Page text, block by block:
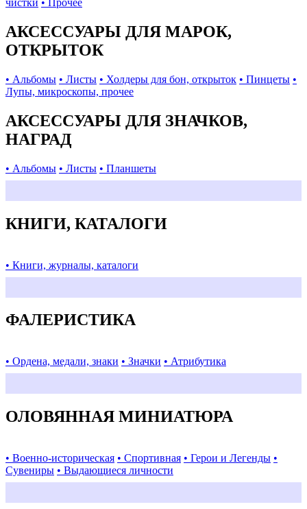
чистки • Прочее
АКСЕССУАРЫ ДЛЯ МАРОК,
ОТКРЫТОК
• Альбомы • Листы • Холдеры для бон, открыток • Пинцеты •
Лупы, микроскопы, прочее
АКСЕССУАРЫ ДЛЯ ЗНАЧКОВ,
НАГРАД
• Альбомы • Листы • Планшеты
КНИГИ, КАТАЛОГИ
• Книги, журналы, каталоги
ФАЛЕРИСТИКА
• Ордена, медали, знаки • Значки • Атрибутика
ОЛОВЯННАЯ МИНИАТЮРА
• Военно-историческая • Спортивная • Герои и Легенды •
Сувениры • Выдающиеся личности